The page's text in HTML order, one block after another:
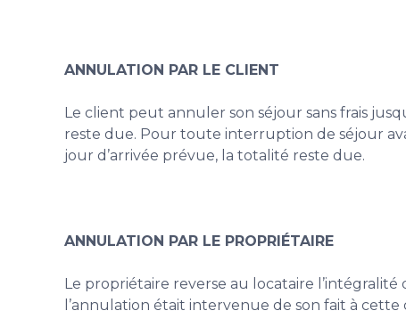
ANNULATION PAR LE CLIENT
Le client peut annuler son séjour sans frais
reste due. Pour toute interruption de séjour
jour d’arrivée prévue, la totalité reste due.
ANNULATION PAR LE PROPRIÉTAIRE
Le propriétaire reverse au locataire l’intégralité
l’annulation était intervenue de son fait à cette